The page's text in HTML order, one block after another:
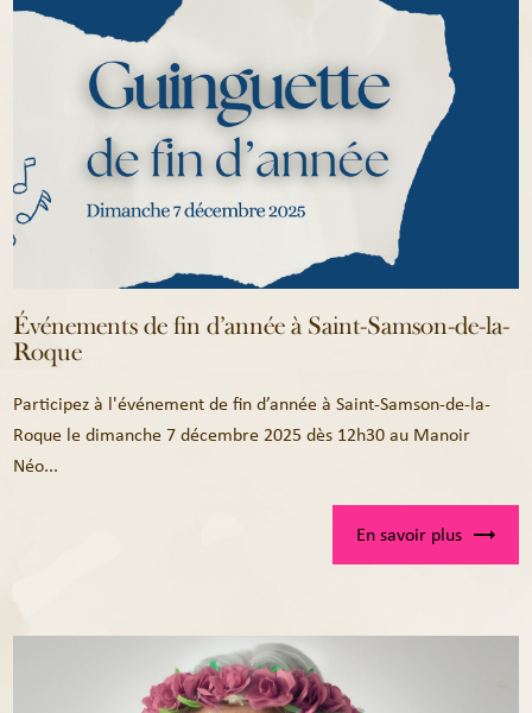
Événements de fin d’année à Saint-Samson-de-la-
Roque
Participez à l'événement de fin d’année à Saint-Samson-de-la-
Roque le dimanche 7 décembre 2025 dès 12h30 au Manoir
Néo...
En savoir plus